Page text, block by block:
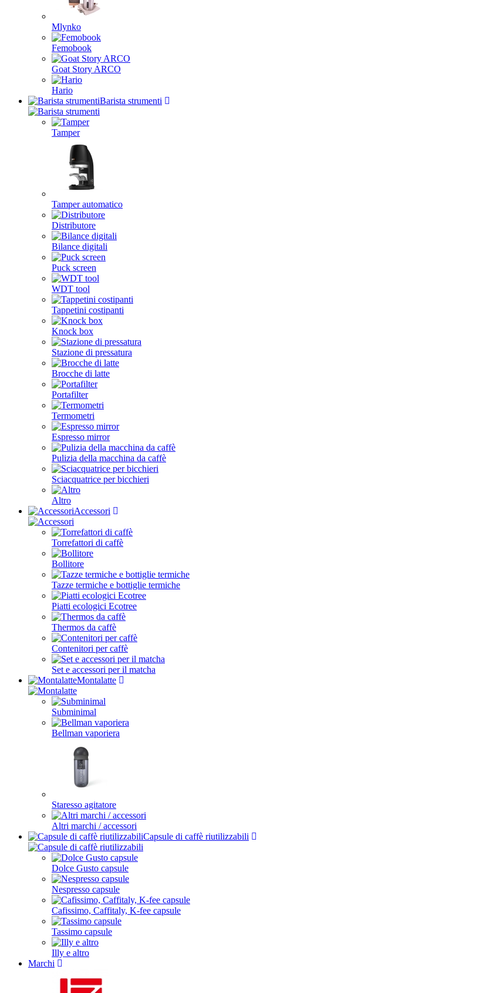
Mlynko
Femobook
Goat Story ARCO
Hario
Barista strumenti
Tamper
Tamper automatico
Distributore
Bilance digitali
Puck screen
WDT tool
Tappetini costipanti
Knock box
Stazione di pressatura
Brocche di latte
Portafilter
Termometri
Espresso mirror
Pulizia della macchina da caffè
Sciacquatrice per bicchieri
Altro
Accessori
Torrefattori di caffè
Bollitore
Tazze termiche e bottiglie termiche
Piatti ecologici Ecotree
Thermos da caffè
Contenitori per caffè
Set e accessori per il matcha
Montalatte
Subminimal
Bellman vaporiera
Staresso agitatore
Altri marchi / accessori
Capsule di caffè riutilizzabili
Dolce Gusto capsule
Nespresso capsule
Cafissimo, Caffitaly, K-fee capsule
Tassimo capsule
Illy e altro
Marchi